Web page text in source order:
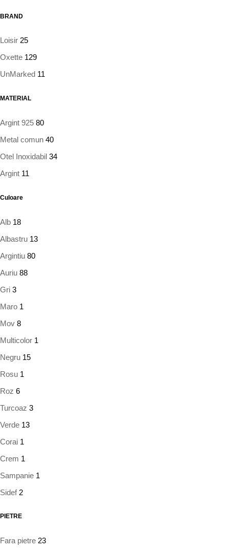
BRAND
Loisir 25
Oxette 129
UnMarked 11
MATERIAL
Argint 925 80
Metal comun 40
Otel Inoxidabil 34
Argint 11
Culoare
Alb 18
Albastru 13
Argintiu 80
Auriu 88
Gri 3
Maro 1
Mov 8
Multicolor 1
Negru 15
Rosu 1
Roz 6
Turcoaz 3
Verde 13
Corai 1
Crem 1
Sampanie 1
Sidef 2
PIETRE
Fara pietre 23